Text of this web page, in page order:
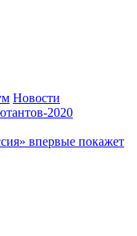
Новости
2020
впервые покажет